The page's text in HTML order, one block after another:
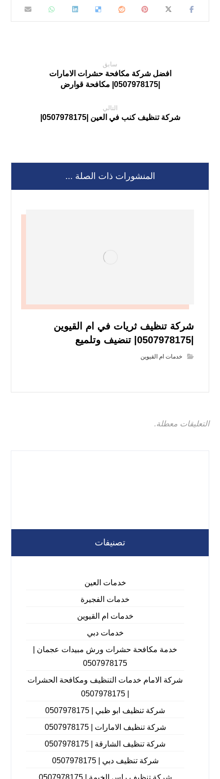
سابق
افضل شركة مكافحة حشرات الامارات
|0507978175| مكافحة قوارض
التالي
شركة تنظيف كنب في العين |0507978175|
المنشورات ذات الصلة ...
شركة تنظيف ثريات في ام القيوين
|0507978175| تنضيف وتلميع
خدمات ام القيوين
التعليقات معطلة.
تصنيفات
خدمات العين
خدمات الفجيرة
خدمات ام القيوين
خدمات دبي
خدمة مكافحة حشرات ورش مبيدات عجمان |
0507978175
شركة الامام خدمات التنظيف ومكافحة الحشرات
شركة تنظيف ابو ظبي | 0507978175
شركة تنظيف الامارات | 0507978175
شركة تنظيف الشارقة | 0507978175
شركة تنظيف دبي | 0507978175
شركة تنظيف راس الخيمة | 0507978175